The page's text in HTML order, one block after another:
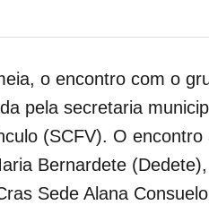
o encontro com o
pela secretaria
(SCFV). O
Bernardete
Sede Alana